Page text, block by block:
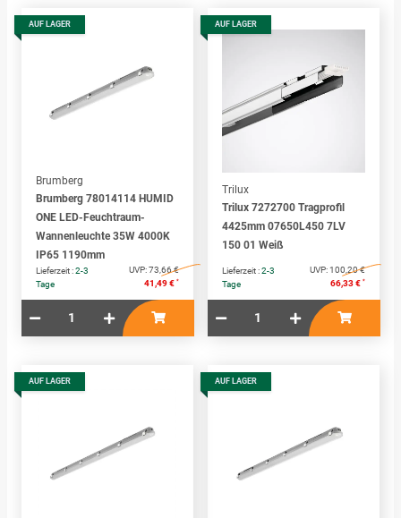
AUF LAGER
Brumberg
Brumberg 78014114 HUMID
ONE LED-Feuchtraum-
Wannenleuchte 35W 4000K
IP65 1190mm
Lieferzeit :2-3
Tage
UVP:73,66 €
41,49 € *
AUF LAGER
Trilux
Trilux 7272700 Tragprofil
4425mm 07650L450 7LV
150 01 Weiß
Lieferzeit :2-3
Tage
UVP:100,20 €
66,33 € *
AUF LAGER AUF LAGER